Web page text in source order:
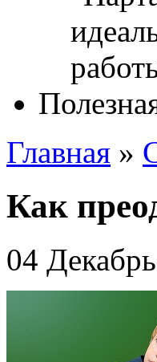
Главная »
Как
04